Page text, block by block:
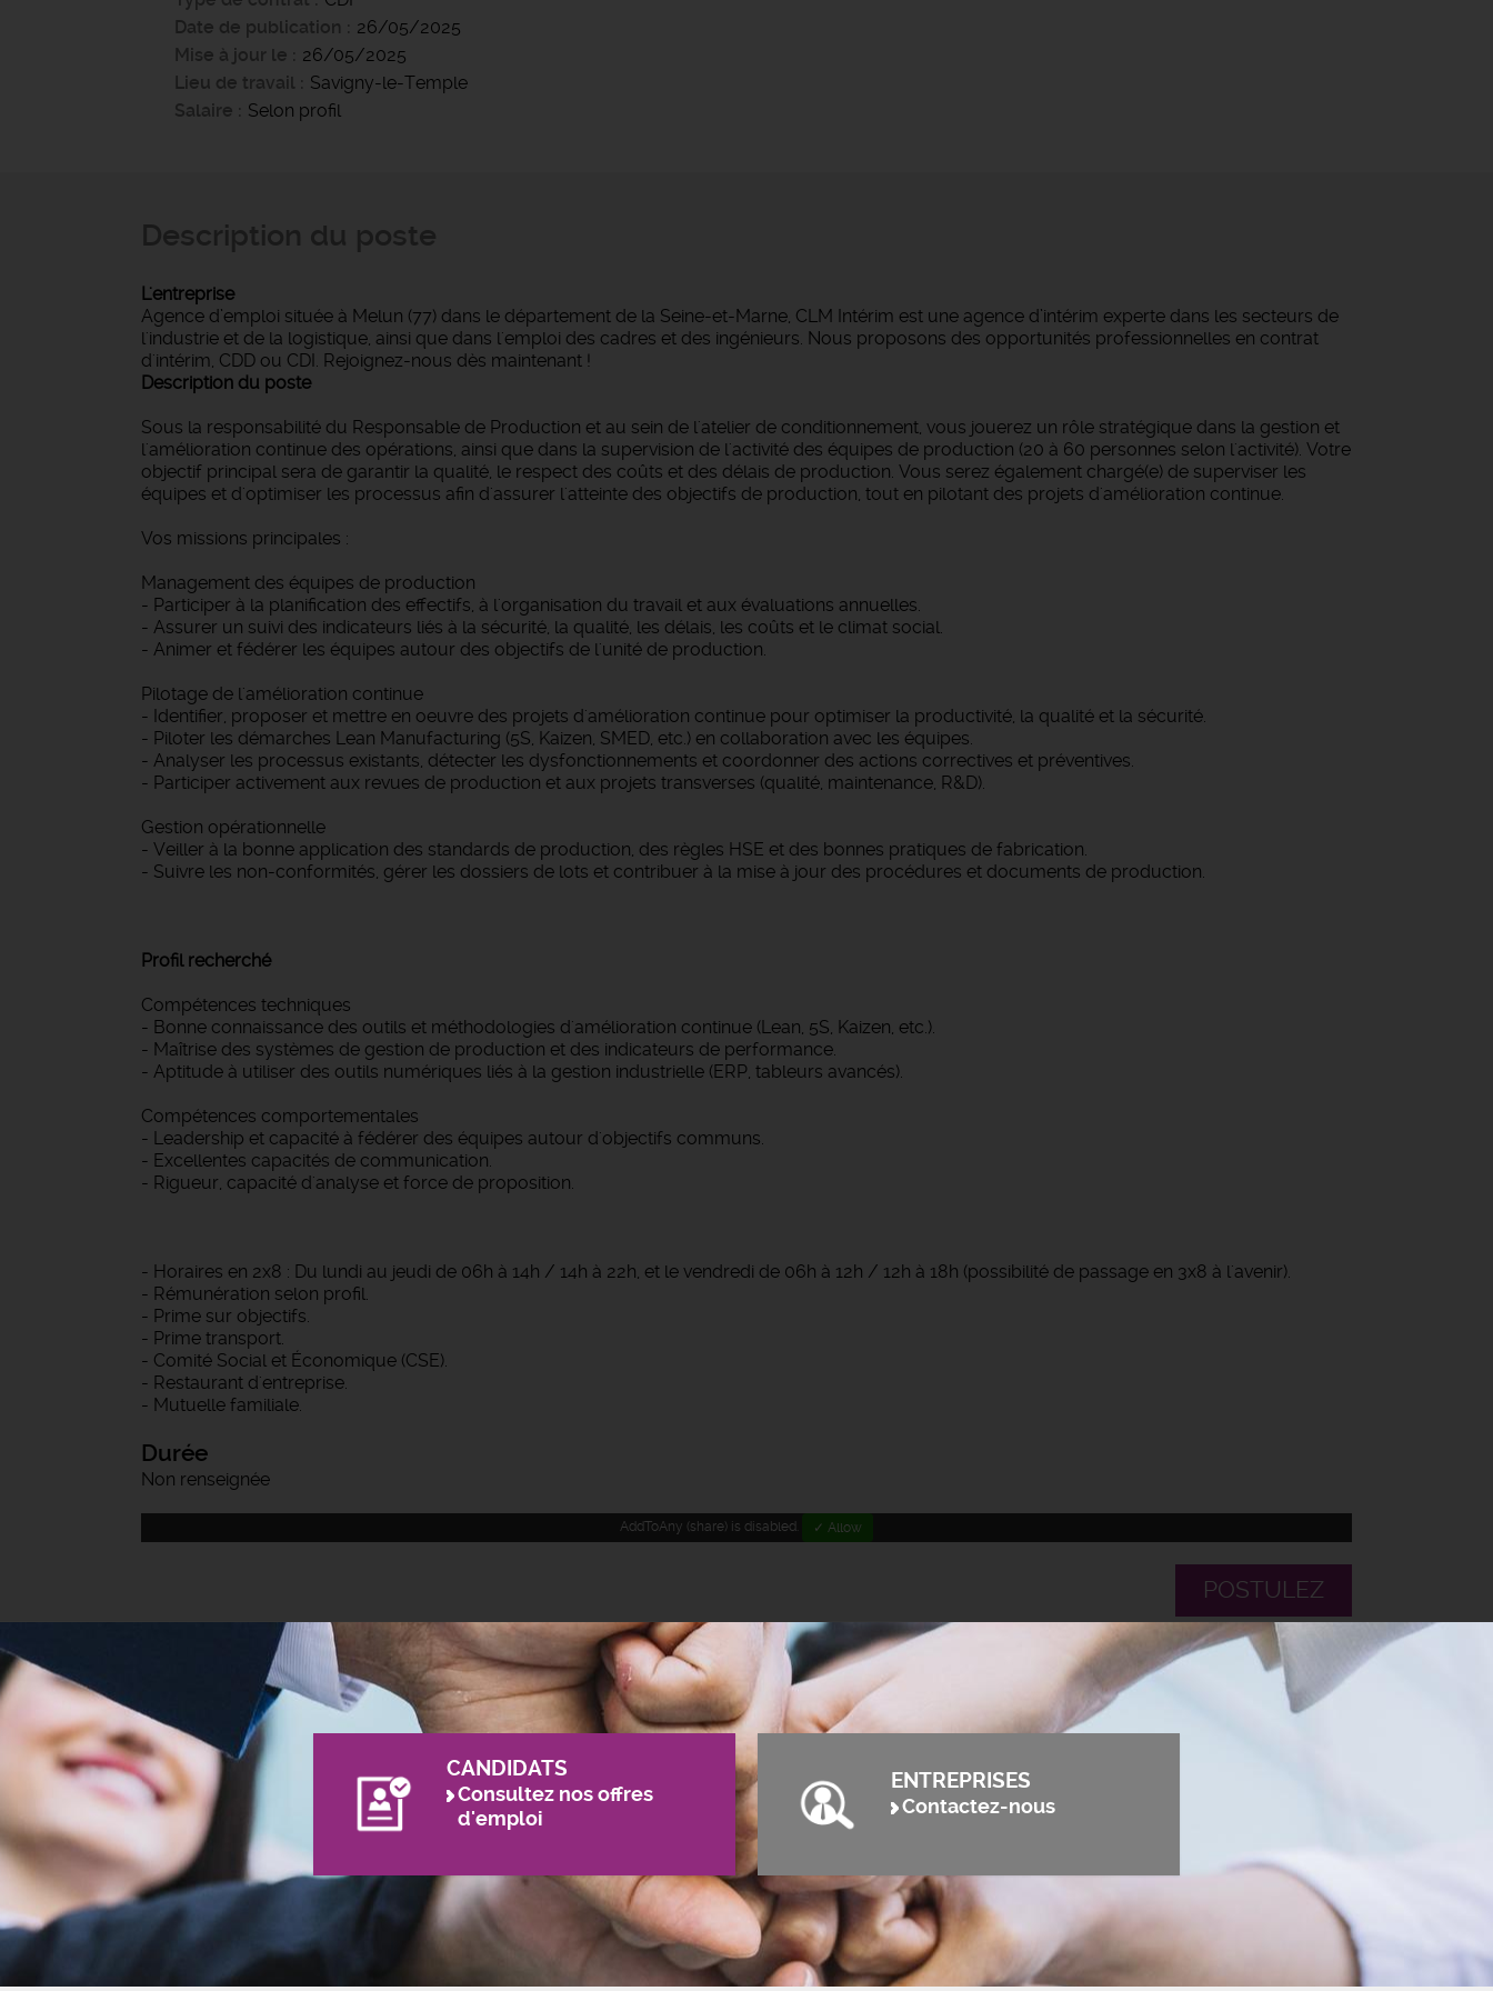
Date de publication
26/05/2025
Mise à jour le
26/05/2025
Lieu de travail
Savigny-le-Temple
Salaire
Selon profil
L'entreprise
Agence d’emploi située à Melun (77) dans le département de la Seine-et-Marne, CLM Intérim est une agence d’intérim experte dans les secteurs de
l'industrie et de la logistique, ainsi que dans l'emploi des cadres et des ingénieurs. Nous proposons des opportunités professionnelles en contrat
d'intérim, CDD ou CDI. Rejoignez-nous dès maintenant !
Description du poste
Sous la responsabilité du Responsable de Production et au sein de l'atelier de conditionnement, vous jouerez un rôle stratégique dans la gestion et
l'amélioration continue des opérations, ainsi que dans la supervision de l'activité des équipes de production (20 à 60 personnes selon l'activité). Votre
objectif principal sera de garantir la qualité, le respect des coûts et des délais de production. Vous serez également chargé(e) de superviser les
équipes et d'optimiser les processus afin d'assurer l'atteinte des objectifs de production, tout en pilotant des projets d'amélioration continue.
Vos missions principales :
Management des équipes de production
- Participer à la planification des effectifs, à l'organisation du travail et aux évaluations annuelles.
- Assurer un suivi des indicateurs liés à la sécurité, la qualité, les délais, les coûts et le climat social.
- Animer et fédérer les équipes autour des objectifs de l'unité de production.
Pilotage de l'amélioration continue
- Identifier, proposer et mettre en oeuvre des projets d'amélioration continue pour optimiser la productivité, la qualité et la sécurité.
- Piloter les démarches Lean Manufacturing (5S, Kaizen, SMED, etc.) en collaboration avec les équipes.
- Analyser les processus existants, détecter les dysfonctionnements et coordonner des actions correctives et préventives.
- Participer activement aux revues de production et aux projets transverses (qualité, maintenance, R&D).
Gestion opérationnelle
- Veiller à la bonne application des standards de production, des règles HSE et des bonnes pratiques de fabrication.
- Suivre les non-conformités, gérer les dossiers de lots et contribuer à la mise à jour des procédures et documents de production.
Profil recherché
Compétences techniques
- Bonne connaissance des outils et méthodologies d'amélioration continue (Lean, 5S, Kaizen, etc.).
- Maîtrise des systèmes de gestion de production et des indicateurs de performance.
- Aptitude à utiliser des outils numériques liés à la gestion industrielle (ERP, tableurs avancés).
Compétences comportementales
- Leadership et capacité à fédérer des équipes autour d'objectifs communs.
- Excellentes capacités de communication.
- Rigueur, capacité d'analyse et force de proposition.
- Horaires en 2x8 : Du lundi au jeudi de 06h à 14h / 14h à 22h, et le vendredi de 06h à 12h / 12h à 18h (possibilité de passage en 3x8 à l'avenir).
- Rémunération selon profil.
- Prime sur objectifs.
- Prime transport.
- Comité Social et Économique (CSE).
- Restaurant d'entreprise.
- Mutuelle familiale.
Durée
Non renseignée
AddToAny (share) is disabled. ✓ Allow
POSTULEZ
CANDIDATS
Consultez nos offres
d'emploi
ENTREPRISES
Contactez-nous